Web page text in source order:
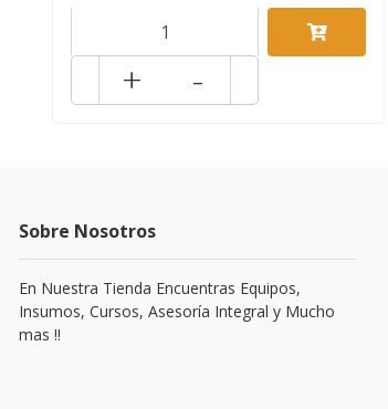
+ -
Sobre Nosotros
En Nuestra Tienda Encuentras Equipos,
Insumos, Cursos, Asesoría Integral y Mucho
mas !!